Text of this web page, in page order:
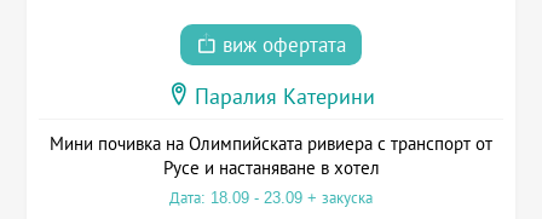
виж офертата
Паралия Катерини
Мини почивка на Олимпийската ривиера с транспорт от
Русе и настаняване в хотел
Дата: 18.09 - 23.09 + закуска